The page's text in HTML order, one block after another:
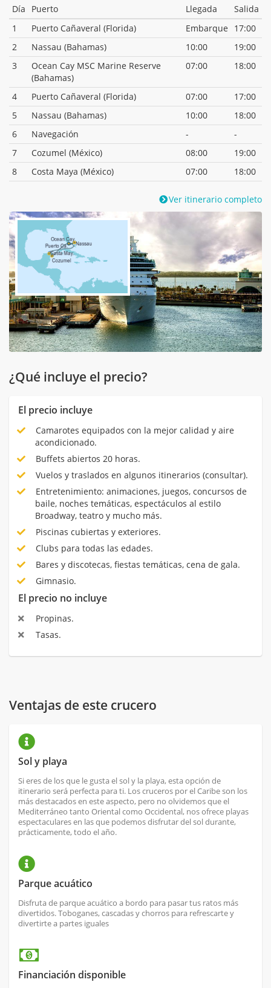
Día Puerto Llegada
Salida
1
Puerto Cañaveral (Florida) Embarque
17:00
2
Nassau (Bahamas) 10:00
19:00
3
Ocean Cay MSC Marine Reserve
(Bahamas)
07:00 18:00
4 Puerto Cañaveral (Florida) 07:00
17:00
5
Nassau (Bahamas) 10:00
18:00
6
Navegación -
-
7
Cozumel (México) 08:00
19:00
8
Costa Maya (México) 07:00 18:00
Ver itinerario completo
¿Qué incluye el precio?
El precio incluye
Camarotes equipados con la mejor calidad y aire
acondicionado.
Buffets abiertos 20 horas.
Vuelos y traslados en algunos itinerarios (consultar).
Entretenimiento: animaciones, juegos, concursos de
baile, noches temáticas, espectáculos al estilo
Broadway, teatro y mucho más.
Piscinas cubiertas y exteriores.
Clubs para todas las edades.
Bares y discotecas, fiestas temáticas, cena de gala.
Gimnasio.
El precio no incluye
Propinas.
Tasas.
Ventajas de este crucero
Sol y playa
Si eres de los que le gusta el sol y la playa, esta opción de
itinerario será perfecta para ti. Los cruceros por el Caribe son los
más destacados en este aspecto, pero no olvidemos que el
Mediterráneo tanto Oriental como Occidental, nos ofrece playas
espectaculares en las que podemos disfrutar del sol durante,
prácticamente, todo el año.
Parque acuático
Disfruta de parque acuático a bordo para pasar tus ratos más
divertidos. Toboganes, cascadas y chorros para refrescarte y
divertirte a partes iguales
Financiación disponible